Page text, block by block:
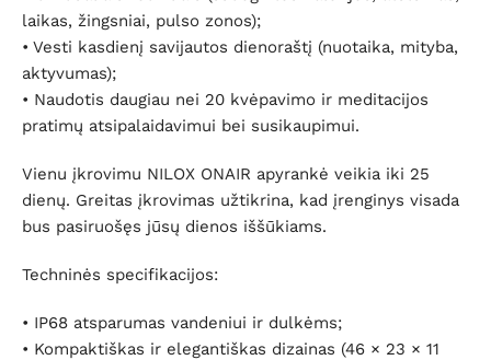
laikas, žingsniai, pulso zonos);
• Vesti kasdienį savijautos dienoraštį (nuotaika, mityba,
aktyvumas);
• Naudotis daugiau nei 20 kvėpavimo ir meditacijos
pratimų atsipalaidavimui bei susikaupimui.
Vienu įkrovimu NILOX ONAIR apyrankė veikia iki 25
dienų. Greitas įkrovimas užtikrina, kad įrenginys visada
bus pasiruošęs jūsų dienos iššūkiams.
Techninės specifikacijos:
• IP68 atsparumas vandeniui ir dulkėms;
• Kompaktiškas ir elegantiškas dizainas (46 × 23 × 11